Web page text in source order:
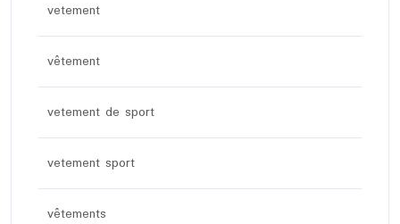
vetement
vêtement
vetement de sport
vetement sport
vêtements